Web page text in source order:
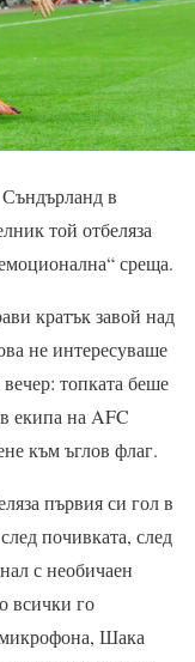
в
той отбеляза
среща.
кратък завой над
не интересуваше
топката беше
екипа на AFC
към ъглов флаг.
първия си гол в
почивката, след
с необичаен
всички го
микрофона, Шака